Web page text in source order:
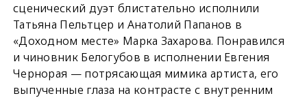
сценический дуэт блистательно исполнили
Татьяна Пельтцер и Анатолий Папанов в
«Доходном месте» Марка Захарова. Понравился
и чиновник Белогубов в исполнении Евгения
Чернорая — потрясающая мимика артиста, его
выпученные глаза на контрасте с внутренним